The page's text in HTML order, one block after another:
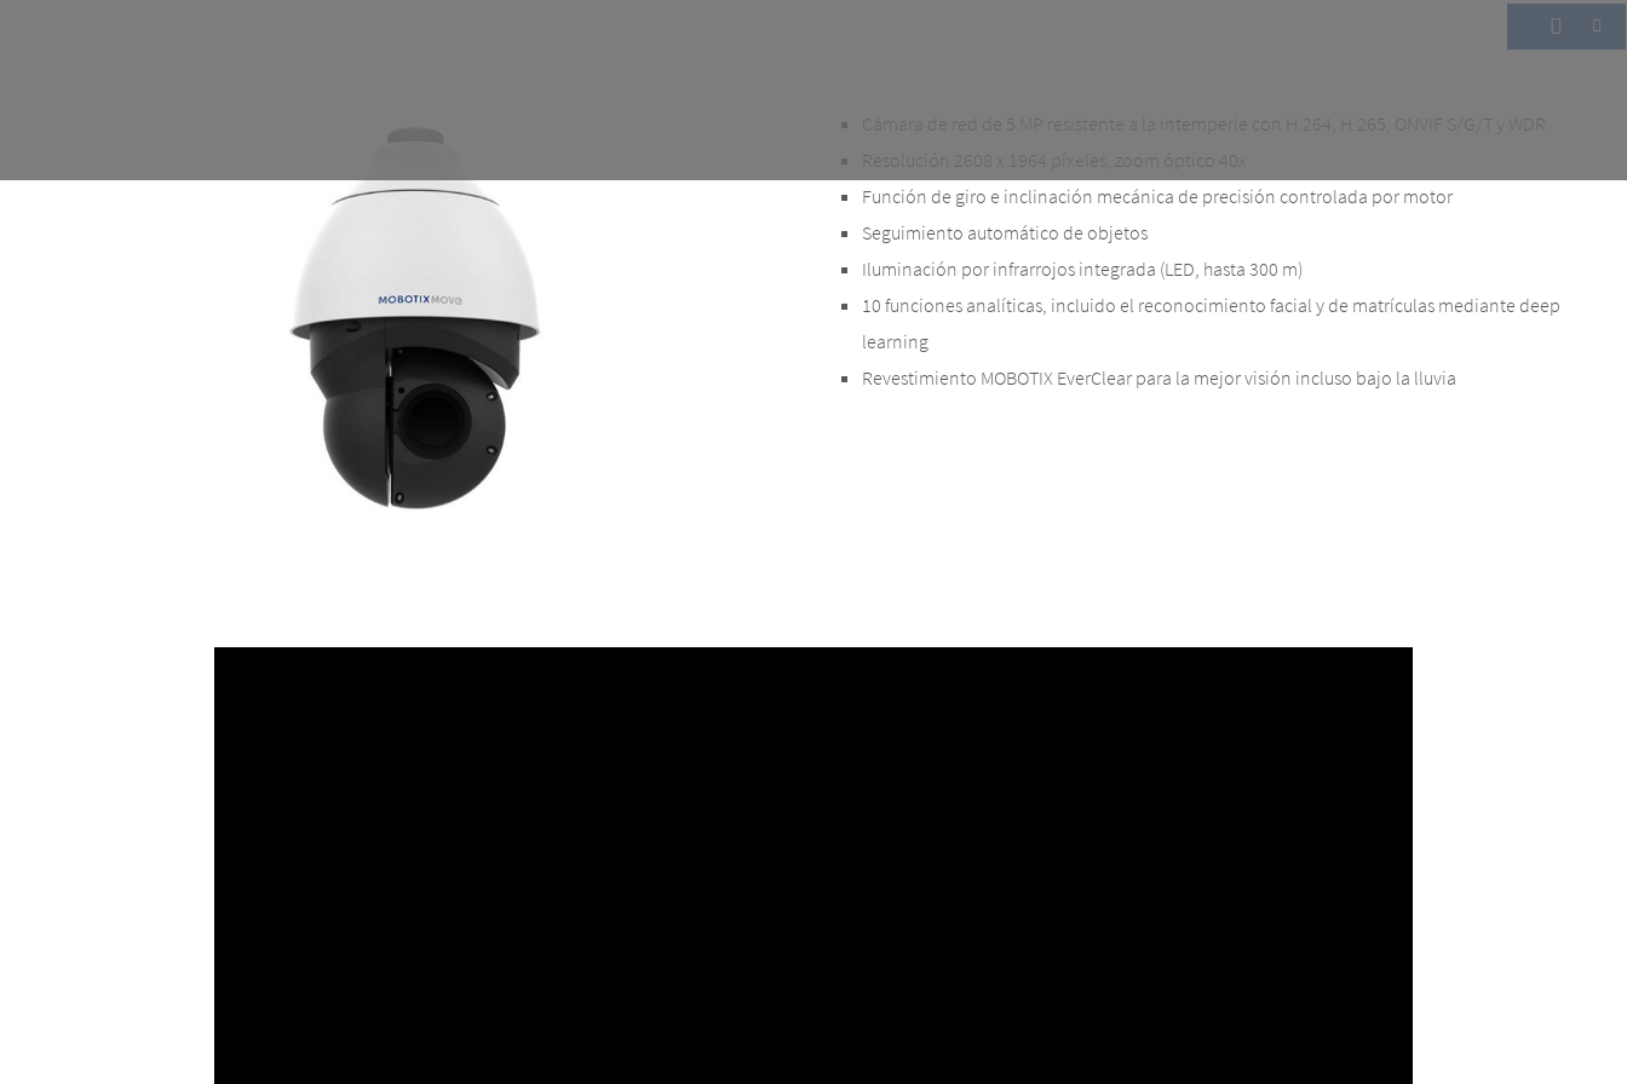
Cámara de red de 5 MP resistente a la intemperie con H.264, H.265, ONVIF S/G/T y WDR
Resolución 2608 x 1964 píxeles, zoom óptico 40x
Función de giro e inclinación mecánica de precisión controlada por motor
Seguimiento automático de objetos
Iluminación por infrarrojos integrada (LED, hasta 300 m)
10 funciones analíticas, incluido el reconocimiento facial y de matrículas mediante deep
learning
Revestimiento MOBOTIX EverClear para la mejor visión incluso bajo la lluvia